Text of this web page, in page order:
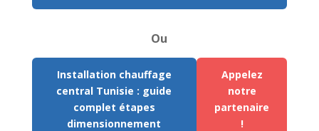
Ou
Installation chauffage
central Tunisie : guide
complet étapes
dimensionnement
Appelez
notre
partenaire
!